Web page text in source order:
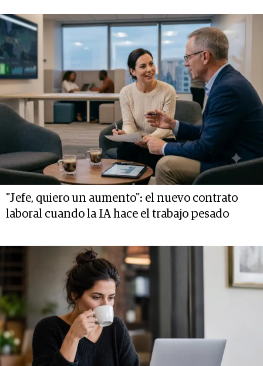
"Jefe, quiero un aumento": el nuevo contrato
laboral cuando la IA hace el trabajo pesado